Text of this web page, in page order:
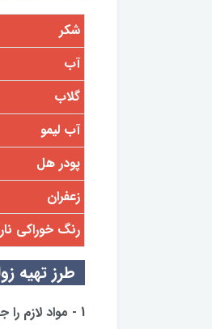
شکر
آب
گلاب
آب لیمو
پودر هل
زعفران
رنگ خوراکی
طرز تهیه
1 - مواد لازم را جمع کنید